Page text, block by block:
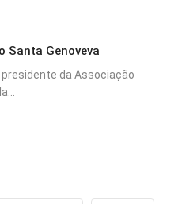
Santa Genoveva
da Associação